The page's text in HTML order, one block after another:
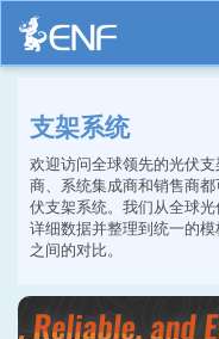
支架系统
欢迎访问全球领先的光伏
商、系统集成商和销售商
伏支架系统。我们从全球
详细数据并整理到统一的
之间的对比。